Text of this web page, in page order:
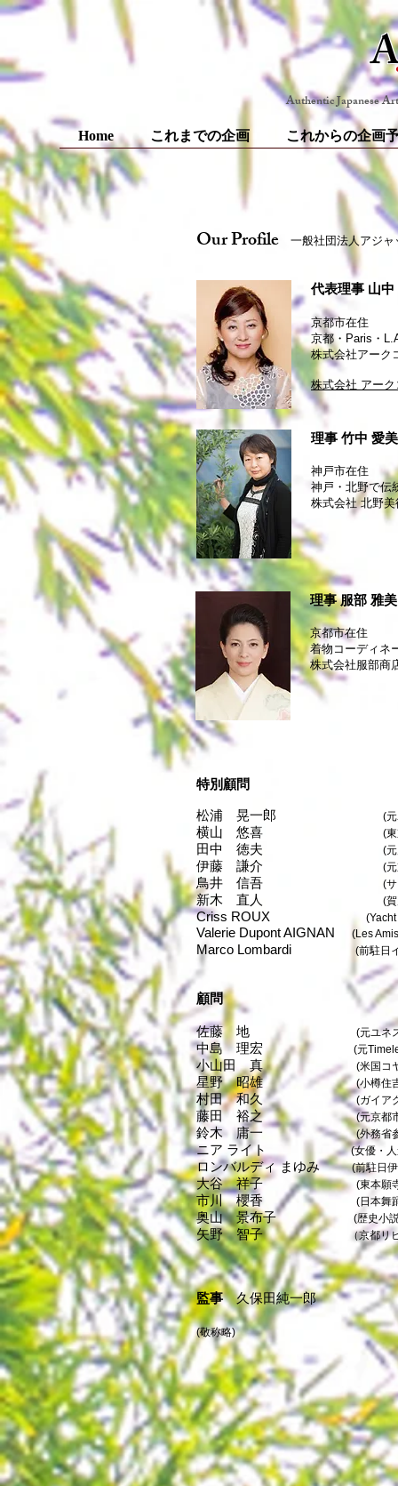
Authentic Japanese
Home これまでの企画 これからの企画
理事 竹中 愛
神戸市在住
神戸・北野で伝
株式会社 北野
理事 服部 雅
京都市在住
着物コーディネ
株式会社服部商
Our Profile 一般社団法人アジャ
代表理事 山中
京都市在住
京都・Paris・
株式会社アーク
株式会社 アー
特別顧問
松浦 晃一郎 (
横山 悠喜 (
田中 徳夫 (
伊藤 謙介 (
鳥井 信吾 (
新木 直人 (
Criss ROUX
Valerie Dupont AIGNAN (Les
Marco Lombardi (前駐日
顧問
佐藤 地 (元ユネ
中島 理宏 (元Timeless
小山田 真 (米国コ
星野 昭雄 (小樽住
村田 和久 (ガイア
藤田 裕之(元京都
鈴木 庸一(外務省
ニア ライト (女優・
ロンバルディ まゆみ(前駐日
大谷 祥子 (東本願
市川 櫻香 (日本舞
奥山 景布子(歴史小説
矢野 智子（京都リビング
監事久保田純一郎
(敬称略)